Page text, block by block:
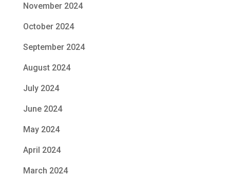
November 2024
October 2024
September 2024
August 2024
July 2024
June 2024
May 2024
April 2024
March 2024